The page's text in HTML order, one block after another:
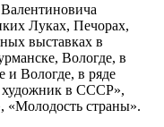
Луках, Печорах,
выставках в
Вологде, в
и Вологде, в ряде
художник в СССР»,
«Молодость страны».